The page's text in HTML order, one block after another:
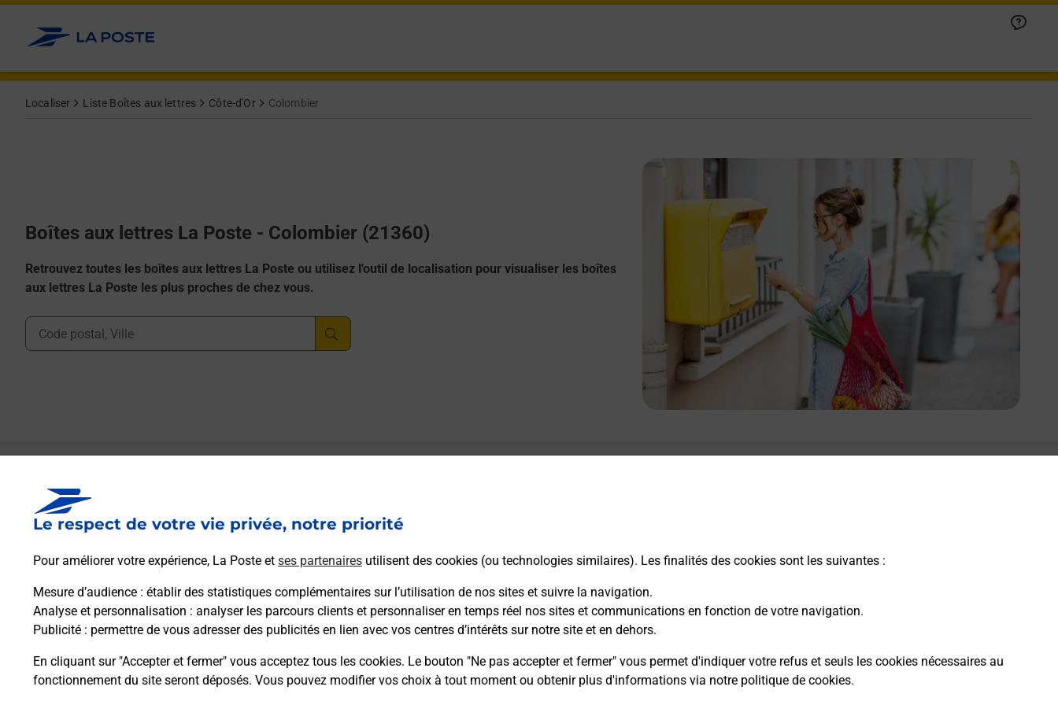
Le respect de votre vie privée, notre priorité
Pour améliorer votre expérience, La Poste et ses partenaires utilisent des cookies (ou technologies similaires). Les finalités des cookies sont les suivantes :
Mesure d’audience : établir des statistiques complémentaires sur l’utilisation de nos sites et suivre la navigation.
Analyse et personnalisation : analyser les parcours clients et personnaliser en temps réel nos sites et communications en fonction de votre navigation.
Publicité : permettre de vous adresser des publicités en lien avec vos centres d’intérêts sur notre site et en dehors.
En cliquant sur "Accepter et fermer" vous acceptez tous les cookies. Le bouton "Ne pas accepter et fermer" vous permet d'indiquer votre refus et seuls les cookies nécessaires au
fonctionnement du site seront déposés. Vous pouvez modifier vos choix à tout moment ou obtenir plus d'informations via notre politique de cookies.
Allez au contenu
Localiser Liste Boîtes aux lettres Côte-d'Or Colombier
Boîtes aux lettres La Poste - Colombier (21360)
Retrouvez toutes les boîtes aux lettres La Poste ou utilisez l'outil de localisation pour visualiser les boîtes
aux lettres La Poste les plus proches de chez vous.
Ville, Département, Code Postal
Boîte aux Lettres La Poste
Prochaine collecte du courrier samedi à
21360 Colombier
Itinéraire